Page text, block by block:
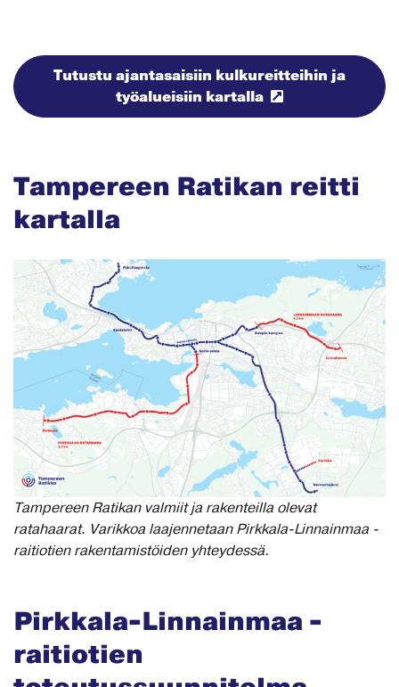
Tutustu ajantasaisiin kulkureitteihin ja
työalueisiin kartalla
Tampereen Ratikan reitti
kartalla
Tampereen Ratikan valmiit ja rakenteilla olevat
ratahaarat. Varikkoa laajennetaan Pirkkala-Linnainmaa -
raitiotien rakentamistöiden yhteydessä.
Pirkkala-Linnainmaa -
raitiotien